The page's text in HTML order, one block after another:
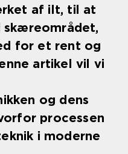
af ilt, til at
for et rent og
artikel vil vi
og dens
processen
i moderne